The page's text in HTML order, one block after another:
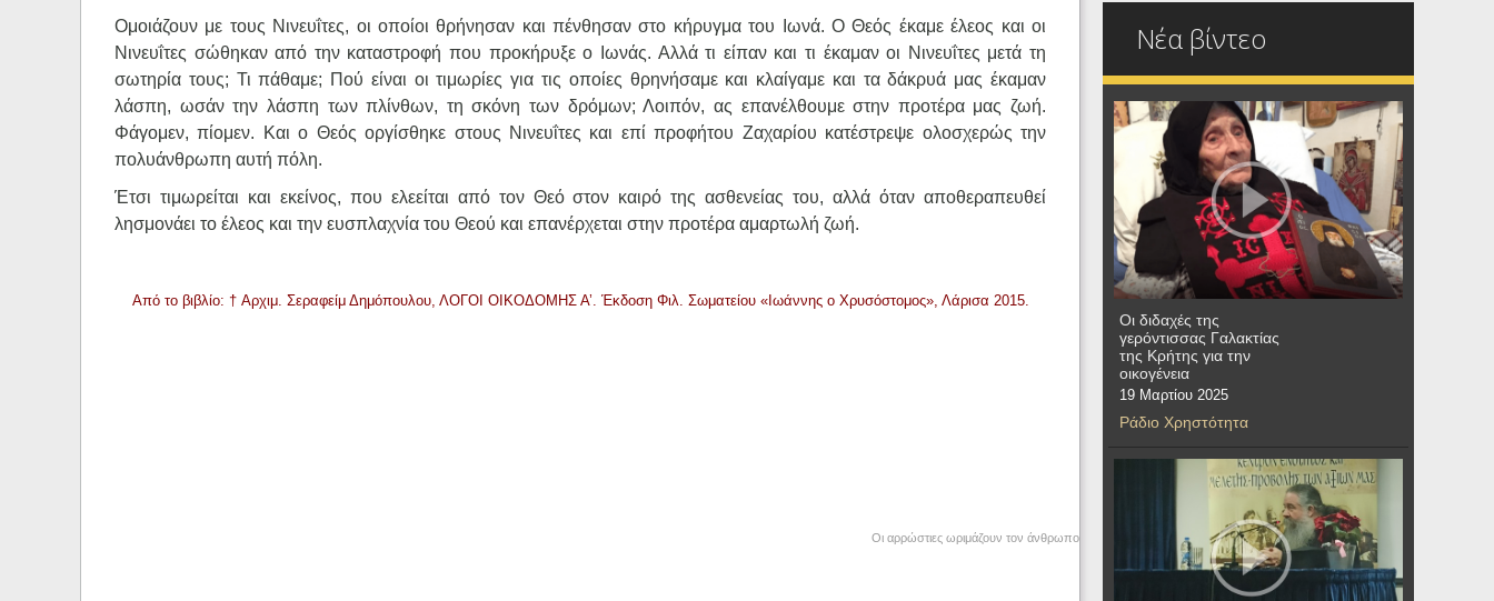
Ομοιάζουν με τους Νινευΐτες, οι οποίοι θρήνησαν και πένθησαν στο κήρυγμα του Ιωνά. Ο Θεός έκαμε έλεος και οι
Νινευΐτες σώθηκαν από την καταστροφή που προκήρυξε ο Ιωνάς. Αλλά τι είπαν και τι έκαμαν οι Νινευΐτες μετά τη
σωτηρία τους; Τι πάθαμε; Πού είναι οι τιμωρίες για τις οποίες θρηνήσαμε και κλαίγαμε και τα δάκρυά μας έκαμαν
λάσπη, ωσάν την λάσπη των πλίνθων, τη σκόνη των δρόμων; Λοιπόν, ας επανέλθουμε στην προτέρα μας ζωή.
Φάγομεν, πίομεν. Και ο Θεός οργίσθηκε στους Νινευΐτες και επί προφήτου Ζαχαρίου κατέστρεψε ολοσχερώς την
πολυάνθρωπη αυτή πόλη.
Έτσι τιμωρείται και εκείνος, που ελεείται από τον Θεό στον καιρό της ασθενείας του, αλλά όταν αποθεραπευθεί
λησμονάει το έλεος και την ευσπλαχνία του Θεού και επανέρχεται στην προτέρα αμαρτωλή ζωή.
Από το βιβλίο: † Αρχιμ. Σεραφείμ Δημόπουλου, ΛΟΓΟΙ ΟΙΚΟΔΟΜΗΣ Α’. Έκδοση Φιλ. Σωματείου «Ιωάννης ο Χρυσόστομος», Λάρισα 2015.
Οι αρρώστιες ωριμάζουν τον άνθρωπο
Νέα βίντεο
Οι διδαχές της
γερόντισσας Γαλακτίας
της Κρήτης για την
οικογένεια
19 Μαρτίου 2025
Ράδιο Χρηστότητα